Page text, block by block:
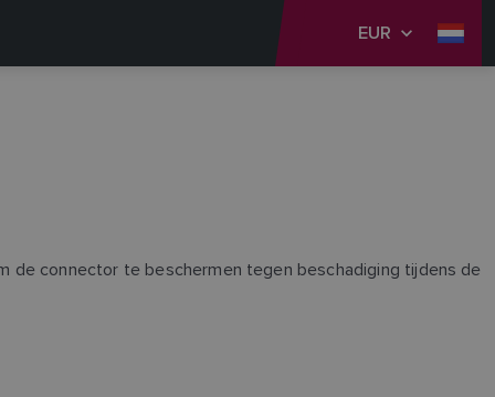
EUR
de connector te beschermen tegen beschadiging tijdens de